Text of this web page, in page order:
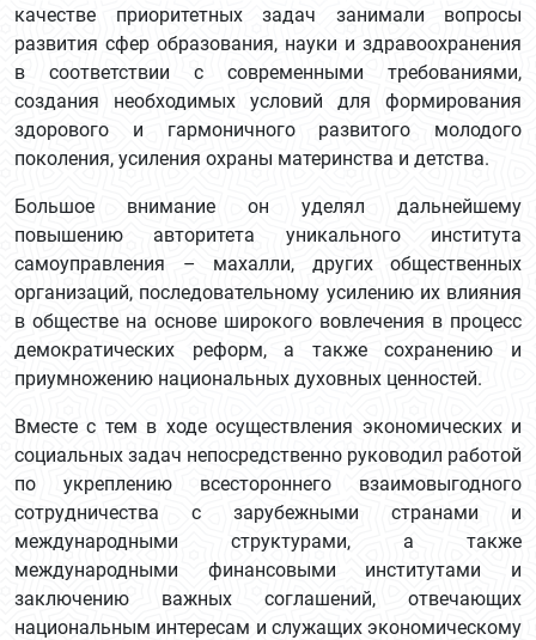
качестве приоритетных задач занимали вопросы
развития сфер образования, науки и здравоохранения
в соответствии с современными требованиями,
создания необходимых условий для формирования
здорового и гармоничного развитого молодого
поколения, усиления охраны материнства и детства.
Большое внимание он уделял дальнейшему
повышению авторитета уникального института
самоуправления – махалли, других общественных
организаций, последовательному усилению их влияния
в обществе на основе широкого вовлечения в процесс
демократических реформ, а также сохранению и
приумножению национальных духовных ценностей.
Вместе с тем в ходе осуществления экономических и
социальных задач непосредственно руководил работой
по укреплению всестороннего взаимовыгодного
сотрудничества с зарубежными странами и
международными структурами, а также
международными финансовыми институтами и
заключению важных соглашений, отвечающих
национальным интересам и служащих экономическому